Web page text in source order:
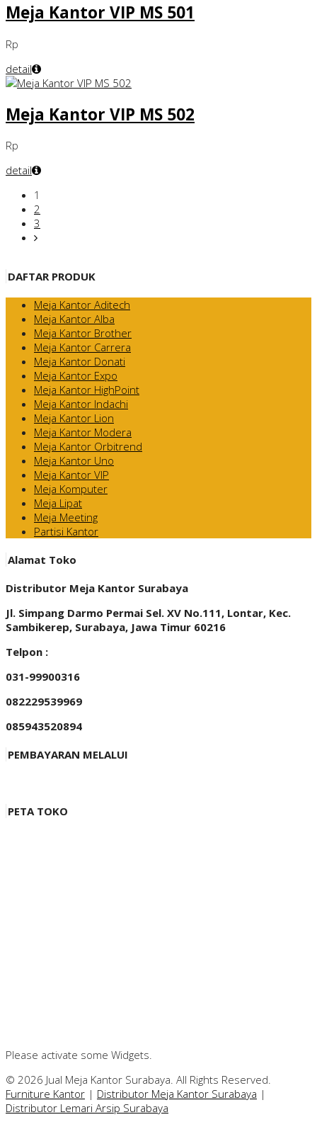
Meja Kantor VIP MS 501
Rp
detail
Meja Kantor VIP MS 502
Rp
detail
1
2
3
DAFTAR PRODUK
Meja Kantor Aditech
Meja Kantor Alba
Meja Kantor Brother
Meja Kantor Carrera
Meja Kantor Donati
Meja Kantor Expo
Meja Kantor HighPoint
Meja Kantor Indachi
Meja Kantor Lion
Meja Kantor Modera
Meja Kantor Orbitrend
Meja Kantor Uno
Meja Kantor VIP
Meja Komputer
Meja Lipat
Meja Meeting
Partisi Kantor
Alamat Toko
Distributor Meja Kantor Surabaya
Jl. Simpang Darmo Permai Sel. XV No.111, Lontar, Kec.
Sambikerep, Surabaya, Jawa Timur 60216
Telpon :
031-99900316
082229539969
085943520894
PEMBAYARAN MELALUI
PETA TOKO
Please activate some Widgets.
© 2026 Jual Meja Kantor Surabaya. All Rights Reserved.
Furniture Kantor | Distributor Meja Kantor Surabaya |
Distributor Lemari Arsip Surabaya